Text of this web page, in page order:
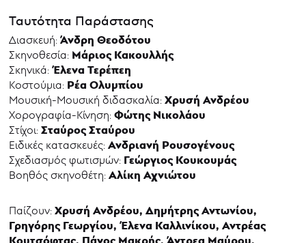
Ταυτότητα Παράστασης
Διασκευή:Άνδρη Θεοδότου
Σκηνοθεσία: Μάριος Κακουλλής
Σκηνικά:Έλενα Τερέπεη
Κοστούμια: Ρέα Ολυμπίου
Μουσική-Μουσική διδασκαλία:Χρυσή Ανδρέου
Χορογραφία-Κίνηση:Φώτης Νικολάoυ
Στίχοι:Σταύρος Σταύρου
Ειδικές κατασκευές:Ανδριανή Ρουσογένους
Σχεδιασμός φωτισμών: Γεώργιος Κουκουμάς
Βοηθός σκηνοθέτη:Αλίκη Αχνιώτου
Παίζουν:Χρυσή Ανδρέου, Δημήτρης Αντωνίου,
Γρηγόρης Γεωργίου, Έλενα Καλλινίκου, Αντρέας